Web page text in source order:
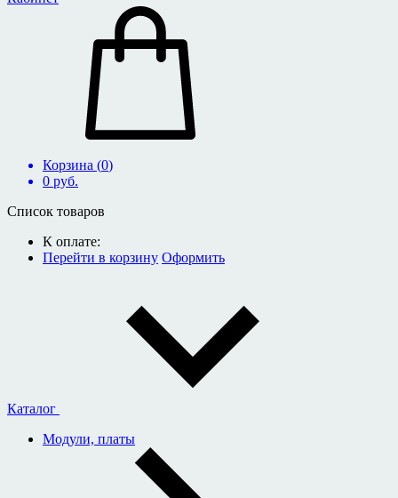
Корзина (0)
0 руб.
Список товаров
К оплате:
Перейти в корзину Оформить
Каталог
Модули, платы